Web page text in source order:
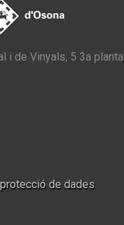
i de Vinyals, 5 3a planta
de dades